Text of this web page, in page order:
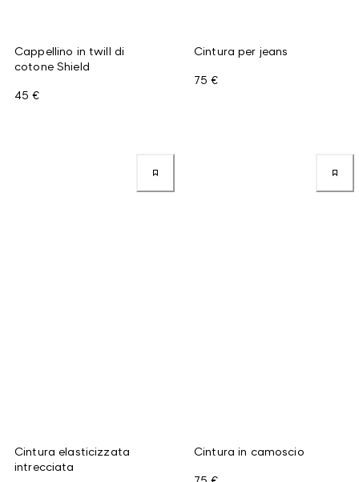
Cappellino in twill di
cotone Shield
45 €
Cintura per jeans
75 €
Cintura elasticizzata
intrecciata
Cintura in camoscio